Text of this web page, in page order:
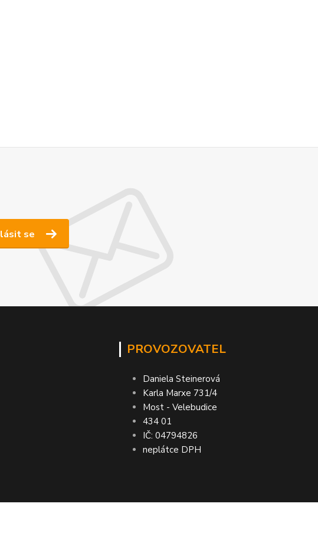
se
PROVOZOVATEL
Daniela Steinerová
Karla Marxe 731/4
Most - Velebudice
434 01
IČ: 04794826
neplátce DPH